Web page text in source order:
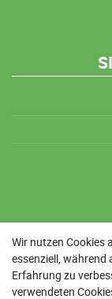
Wir nutzen Cookies
essenziell, während
Erfahrung zu
verwendeten